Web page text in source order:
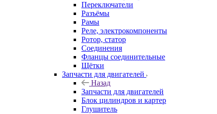
Переключатели
Разъёмы
Рамы
Реле, электрокомпоненты
Ротор, статор
Соединения
Фланцы соединительные
Щётки
Запчасти для двигателей
Назад
Запчасти для двигателей
Блок цилиндров и картер
Глушитель